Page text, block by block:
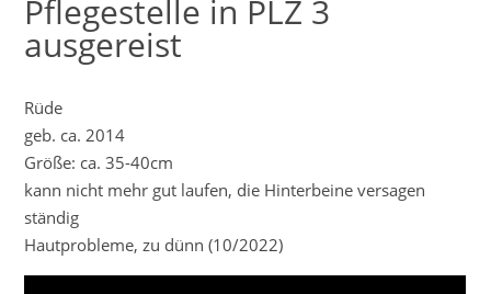
Pflegestelle in PLZ 3
ausgereist
Rüde
geb. ca. 2014
Größe: ca. 35-40cm
kann nicht mehr gut laufen, die Hinterbeine versagen
ständig
Hautprobleme, zu dünn (10/2022)